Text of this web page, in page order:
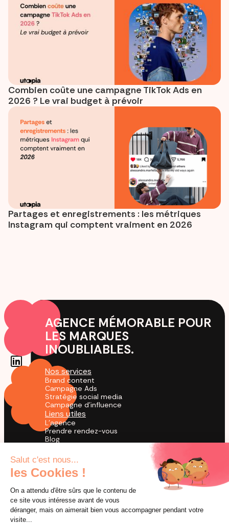
Combien coûte une campagne TikTok Ads en
2026 ? Le vrai budget à prévoir
Partages et enregistrements : les métriques
Instagram qui comptent vraiment en 2026
AGENCE MÉMORABLE POUR
LES MARQUES
INOUBLIABLES.
Nos services
Brand content
Campagne Ads
Stratégie social media
Campagne d'influence
Liens utiles
L'agence
Prendre rendez-vous
Blog
Agence TikTok
by creators for creation